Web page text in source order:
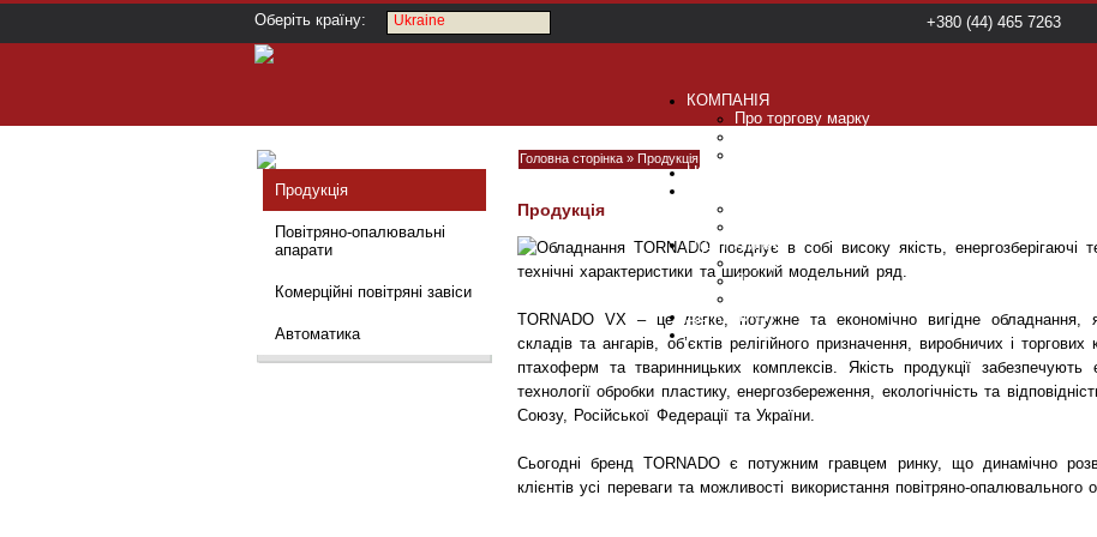
Оберіть країну: Ukraine +380 (44) 465 7263
КОМПАНІЯ
Про торгову марку
НОВИНИ
ПІДТРИМКА
Підбір обладнання
Документація
ДЕ КУПИТИ
КОНТАКТИ
Продукцiя
Повітряно-опалювальні
апарати
Комерційні повітряні завіси
Автоматика
Продукція
Обладнання TORNADO поєднує в собі високу якість, енергозберігаючі
технічні характеристики та широкий модельний ряд.
TORNADO VX – це легке, потужне та економічно вигідне обладнання,
складів та ангарів, об’єктів релігійного призначення, виробничих і
птахоферм та тваринницьких комплексів. Якість продукції забезпечують
технології обробки пластику, енергозбереження, екологічність та
Союзу, Російської Федерації та України.
Сьогодні бренд TORNADO є потужним гравцем ринку, що динамічно
клієнтів усі переваги та можливості використання повітряно-опалювального
Головна сторінка » Продукцiя